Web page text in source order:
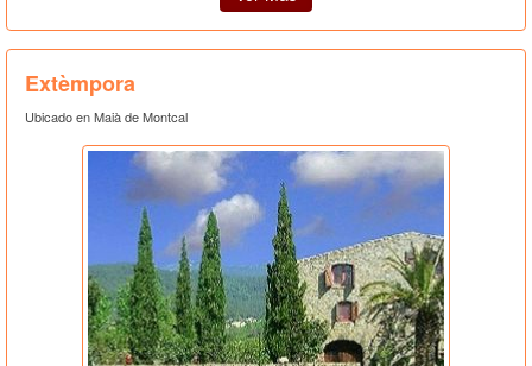
Extèmpora
Ubicado en Maià de Montcal